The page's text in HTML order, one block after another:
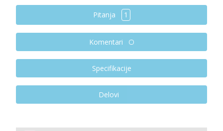
Pitanja 1
Komentari
Specifikacije
Delovi